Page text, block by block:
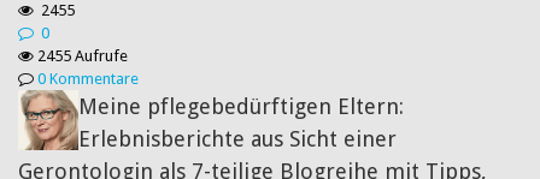
2455
0
2455 Aufrufe
0 Kommentare
Meine pflegebedürftigen Eltern:
Erlebnisberichte aus Sicht einer
Gerontologin als 7-teilige Blogreihe mit Tipps,